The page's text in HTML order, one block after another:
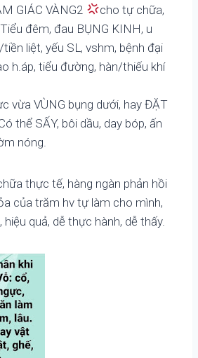
GIÁC VÀNG2
cho tự chữa,
đêm, đau BỤNG KINH, u
liệt, yếu SL, vshm, bệnh đại
h.áp, tiểu đường, hàn/thiếu khí
vừa VÙNG bụng dưới, hay ĐẶT
thể SẤY, bôi dầu, day bóp, ấn
nóng.
thực tế, hàng ngàn phản hồi
của trăm hv tự làm cho mình,
quả, dễ thực hành, dễ thấy.